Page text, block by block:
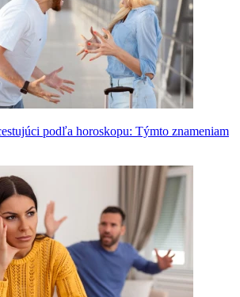
podľa horoskopu: Týmto znameniam